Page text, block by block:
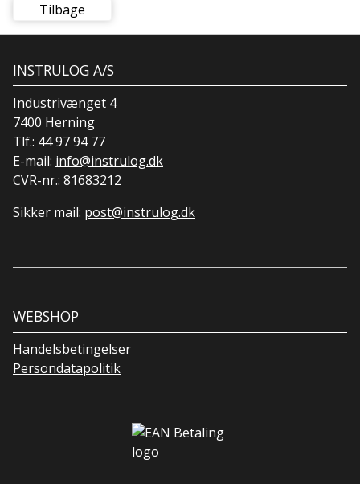
Tilbage
INSTRULOG A/S
Industrivænget 4
7400 Herning
Tlf.: 44 97 94 77
E-mail: info@instrulog.dk
CVR-nr.: 81683212
Sikker mail: post@instrulog.dk
WEBSHOP
Handelsbetingelser
Persondatapolitik